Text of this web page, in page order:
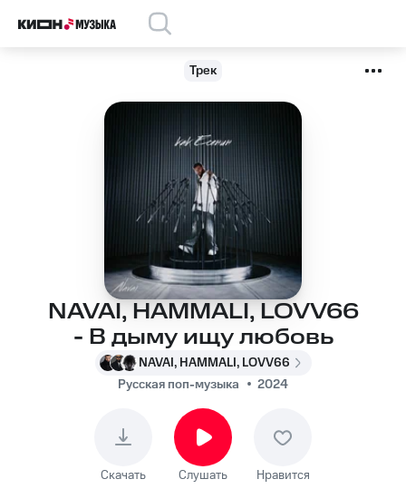
Трек
NAVAI, HAMMALI, LOVV66
- В дыму ищу любовь
NAVAI, HAMMALI, LOVV66
Русская поп-музыка
2024
Скачать Слушать Нравится